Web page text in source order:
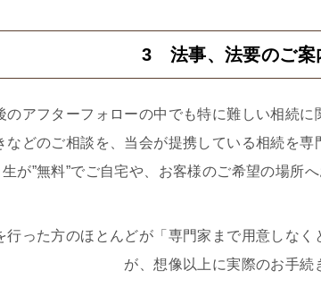
3 法事、法要のご案
のアフターフォローの中でも特に難しい相続
などのご相談を、当会が提携している相続を
生が”無料”でご自宅や、お客様のご希望の場所
行った方のほとんどが「専門家まで用意しな
が、想像以上に実際のお手続